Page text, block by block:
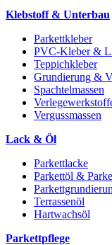
Klebstoff & Unterbau
Parkettkleber
PVC-Kleber &
Teppichkleber
Grundierung &
Spachtelmassen
Vergussmassen
Lack & Öl
Parkettlacke
Parkettöl &
Terrassenöl
Hartwachsöl
Parkettpflege